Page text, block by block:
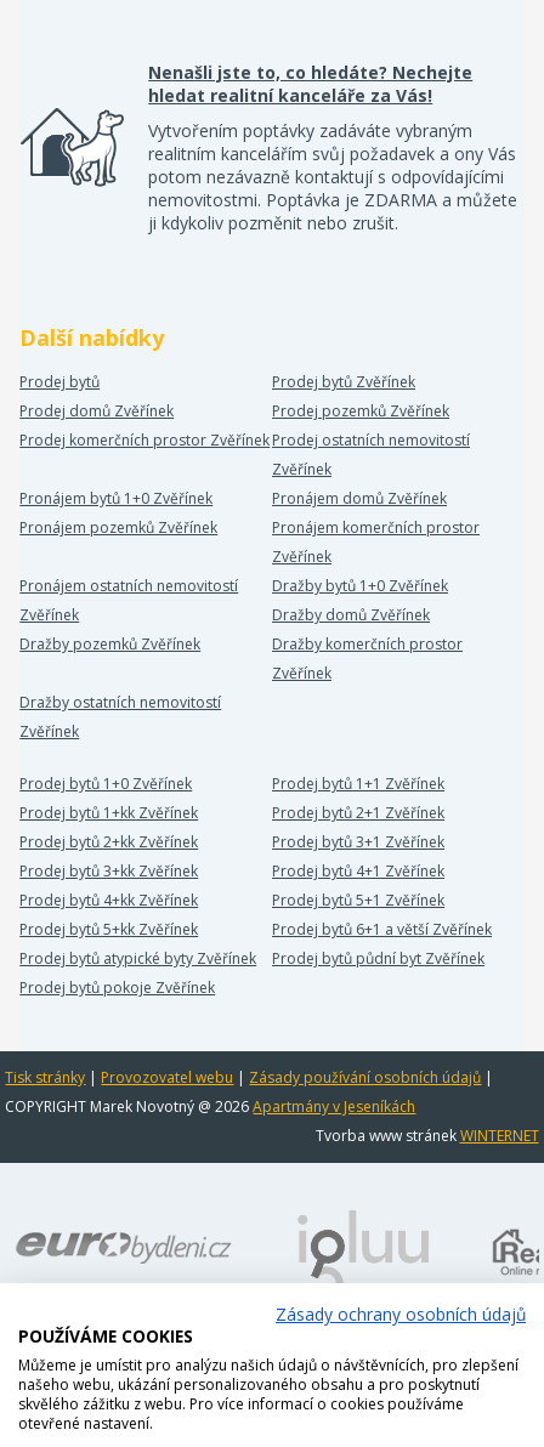
Nenašli jste to, co hledáte? Nechejte
hledat realitní kanceláře za Vás!
Vytvořením poptávky zadáváte vybraným
realitním kancelářím svůj požadavek a ony Vás
potom nezávazně kontaktují s odpovídajícími
nemovitostmi. Poptávka je ZDARMA a můžete
ji kdykoliv pozměnit nebo zrušit.
Další nabídky
Prodej bytů
Prodej bytů Zvěřínek
Prodej domů Zvěřínek
Prodej pozemků Zvěřínek
Prodej komerčních prostor ZvěřínekProdej ostatních nemovitostí
Zvěřínek
Pronájem bytů 1+0 Zvěřínek
Pronájem domů Zvěřínek
Pronájem pozemků Zvěřínek
Pronájem komerčních prostor
Zvěřínek
Pronájem ostatních nemovitostí
Zvěřínek
Dražby bytů 1+0 Zvěřínek
Dražby domů Zvěřínek
Dražby pozemků Zvěřínek
Dražby komerčních prostor
Zvěřínek
Dražby ostatních nemovitostí
Zvěřínek
Prodej bytů 1+0 Zvěřínek
Prodej bytů 1+1 Zvěřínek
Prodej bytů 1+kk Zvěřínek
Prodej bytů 2+1 Zvěřínek
Prodej bytů 2+kk Zvěřínek
Prodej bytů 3+1 Zvěřínek
Prodej bytů 3+kk Zvěřínek
Prodej bytů 4+1 Zvěřínek
Prodej bytů 4+kk Zvěřínek
Prodej bytů 5+1 Zvěřínek
Prodej bytů 5+kk Zvěřínek
Prodej bytů 6+1 a větší Zvěřínek
Prodej bytů atypické byty Zvěřínek
Prodej bytů půdní byt Zvěřínek
Prodej bytů pokoje Zvěřínek
Tisk stránky | Provozovatel webu | Zásady používání osobních údajů |
COPYRIGHT Marek Novotný @ 2026Apartmány v Jeseníkách
Tvorba www stránekWINTERNET
Zásady ochrany osobních údajů
POUŽÍVÁME COOKIES
Můžeme je umístit pro analýzu našich údajů o návštěvnících, pro zlepšení
našeho webu, ukázání personalizovaného obsahu a pro poskytnutí
skvělého zážitku z webu. Pro více informací o cookies používáme
otevřené nastavení.